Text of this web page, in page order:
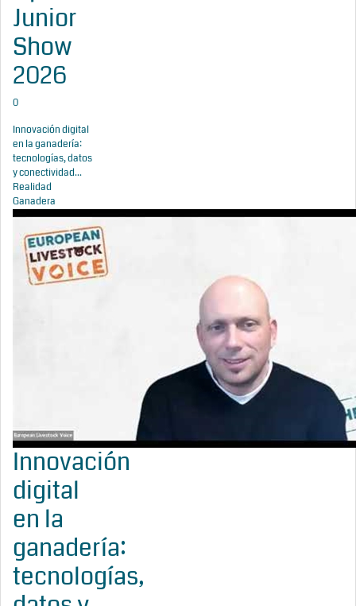
Junior
Show
2026
0
Innovación digital
en la ganadería:
tecnologías, datos
y conectividad...
Realidad
Ganadera
Innovación
digital
en la
ganadería:
tecnologías,